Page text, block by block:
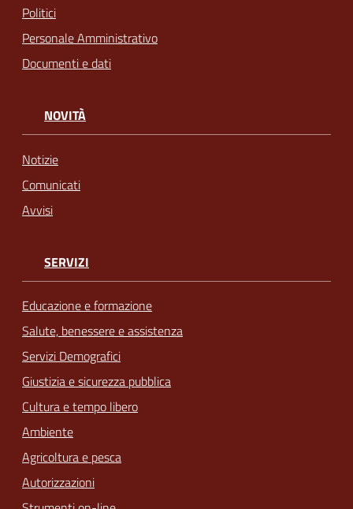
Politici
Personale Amministrativo
Documenti e dati
NOVITÀ
Notizie
Comunicati
Avvisi
SERVIZI
Educazione e formazione
Salute, benessere e assistenza
Servizi Demografici
Giustizia e sicurezza pubblica
Cultura e tempo libero
Ambiente
Agricoltura e pesca
Autorizzazioni